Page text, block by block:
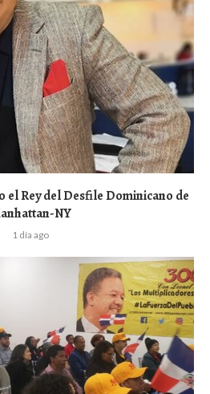
el Rey del Desfile Dominicano de
NY
1 día ago